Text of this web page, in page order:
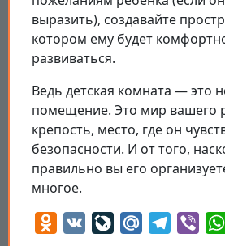
выразить), создавайте
котором ему будет
развиваться.
Ведь детская комната — это
помещение. Это мир вашего
крепость, место, где он
безопасности. И от того,
правильно вы его
многое.
Odnoklassniki
VK LiveJournal
Mail.RuTelegram
Viber